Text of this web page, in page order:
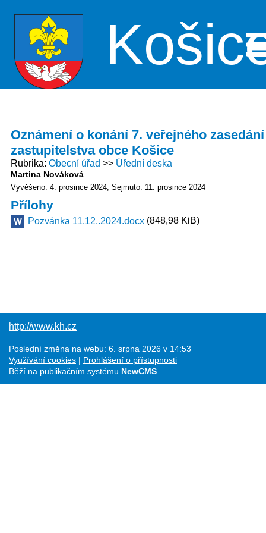
Oznámení o konání 7. veřejného zasedání
zastupitelstva obce Košice
Rubrika Obecní úřad Úřední deska
Martina Nováková
Vyvěšeno: 4. prosince 2024 Sejmuto: 11. prosince 2024
Přílohy
Pozvánka 11.12..2024.docx (848,98 KiB)
http://www.kh.cz
Poslední změna na webu: 6. srpna 2026 v 14:53
Využívání cookies
Prohlášení o přístupnosti
Běží na publikačním systému NewCMS